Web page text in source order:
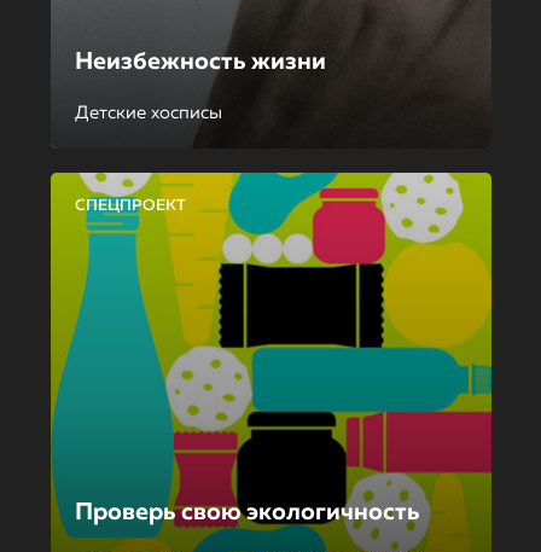
Неизбежность жизни
Детские хосписы
СПЕЦПРОЕКТ
Проверь свою экологичность